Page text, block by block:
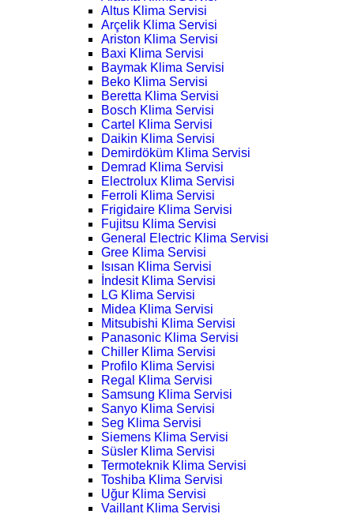
Altus Klima Servisi
Arçelik Klima Servisi
Ariston Klima Servisi
Baxi Klima Servisi
Baymak Klima Servisi
Beko Klima Servisi
Beretta Klima Servisi
Bosch Klima Servisi
Cartel Klima Servisi
Daikin Klima Servisi
Demirdöküm Klima Servisi
Demrad Klima Servisi
Electrolux Klima Servisi
Ferroli Klima Servisi
Frigidaire Klima Servisi
Fujitsu Klima Servisi
General Electric Klima Servisi
Gree Klima Servisi
Isısan Klima Servisi
İndesit Klima Servisi
LG Klima Servisi
Midea Klima Servisi
Mitsubishi Klima Servisi
Panasonic Klima Servisi
Chiller Klima Servisi
Profilo Klima Servisi
Regal Klima Servisi
Samsung Klima Servisi
Sanyo Klima Servisi
Seg Klima Servisi
Siemens Klima Servisi
Süsler Klima Servisi
Termoteknik Klima Servisi
Toshiba Klima Servisi
Uğur Klima Servisi
Vaillant Klima Servisi